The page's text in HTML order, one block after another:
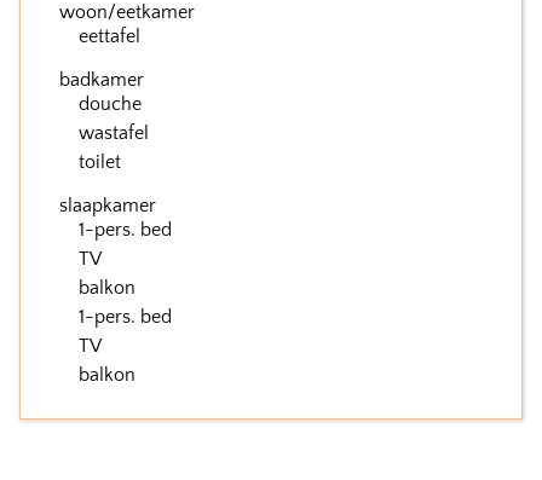
woon/eetkamer
eettafel
badkamer
douche
wastafel
toilet
slaapkamer
1-pers. bed
TV
balkon
1-pers. bed
TV
balkon